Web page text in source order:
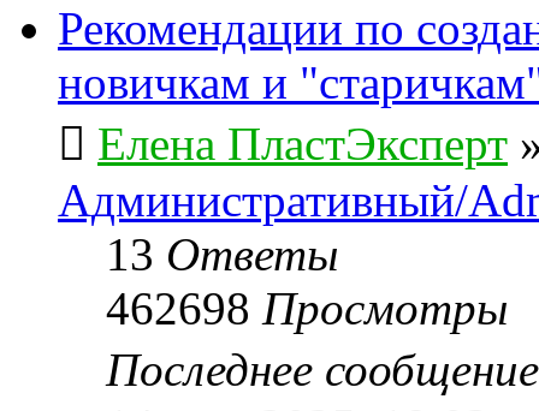
Рекомендации по
новичкам и
Елена ПластЭксперт
Административный/
13 Ответы
462698 Просмотры
Последнее